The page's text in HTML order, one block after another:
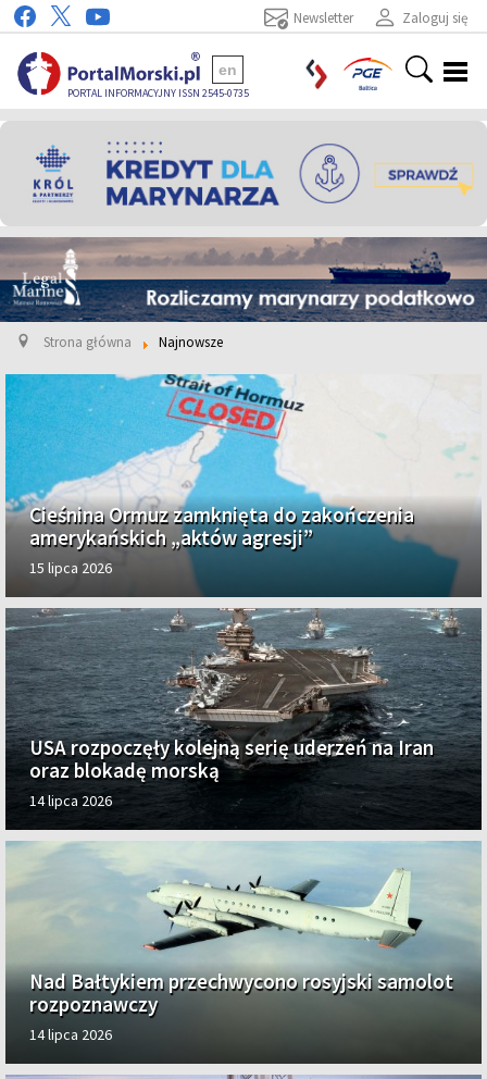
Zaloguj się
Newsletter
PORTAL INFORMACYJNY ISSN 2545-0735
en
Strona główna Najnowsze
Cieśnina Ormuz zamknięta do zakończenia
amerykańskich „aktów agresji”
15 lipca 2026
USA rozpoczęły kolejną serię uderzeń na Iran
oraz blokadę morską
14 lipca 2026
Nad Bałtykiem przechwycono rosyjski samolot
rozpoznawczy
14 lipca 2026